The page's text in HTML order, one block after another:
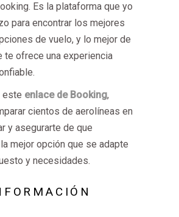
Es la plataforma que yo
para encontrar los mejores
de vuelo, y lo mejor de
te ofrece una experiencia
este enlace de Booking,
cientos de aerolíneas en
y asegurarte de que
mejor opción que se adapte
y necesidades.